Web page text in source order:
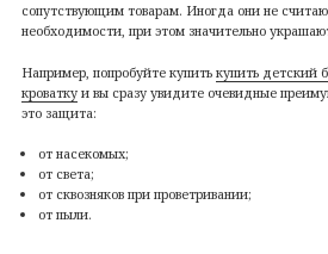
сопутствующим товарам. Иногда они не
необходимости, при этом значительно
Например, попробуйте купить купить детский
кроваткуи вы сразу увидите очевидные
это защита:
от насекомых;
от света;
от сквозняков при проветривании;
от пыли.